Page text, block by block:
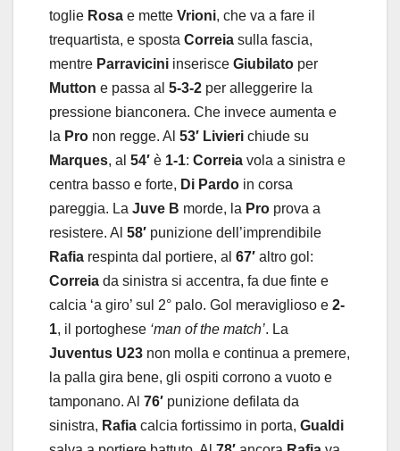
toglie Rosa e mette Vrioni, che va a fare il
trequartista, e sposta Correia sulla fascia,
mentre Parravicini inserisce Giubilato per
Mutton e passa al 5-3-2 per alleggerire la
pressione bianconera. Che invece aumenta e
la Pro non regge. Al 53′ Livieri chiude su
Marques, al 54′ è 1-1: Correia vola a sinistra e
centra basso e forte, Di Pardo in corsa
pareggia. La Juve B morde, la Pro prova a
resistere. Al 58′ punizione dell’imprendibile
Rafia respinta dal portiere, al 67′ altro gol:
Correia da sinistra si accentra, fa due finte e
calcia ‘a giro’ sul 2° palo. Gol meraviglioso e 2-
1, il portoghese ‘man of the match’. La
Juventus U23 non molla e continua a premere,
la palla gira bene, gli ospiti corrono a vuoto e
tamponano. Al 76′ punizione defilata da
sinistra, Rafia calcia fortissimo in porta, Gualdi